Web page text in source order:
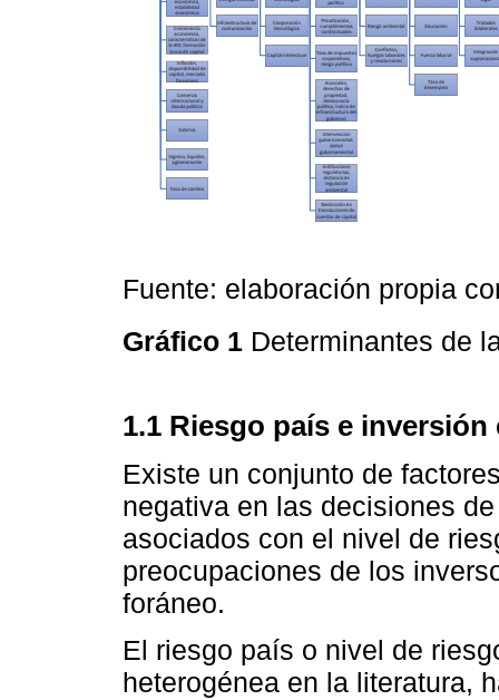
Fuente: elaboración propia
Gráfico 1 Determinantes de
1.1 Riesgo país e
Existe un conjunto de
negativa en las decisiones
asociados con el nivel de
preocupaciones de los
foráneo.
El riesgo país o nivel de
heterogénea en la literatura,